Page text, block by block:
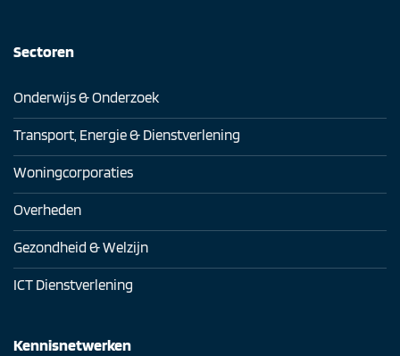
Sectoren
Onderwijs & Onderzoek
Transport, Energie & Dienstverlening
Woningcorporaties
Overheden
Gezondheid & Welzijn
ICT Dienstverlening
Kennisnetwerken